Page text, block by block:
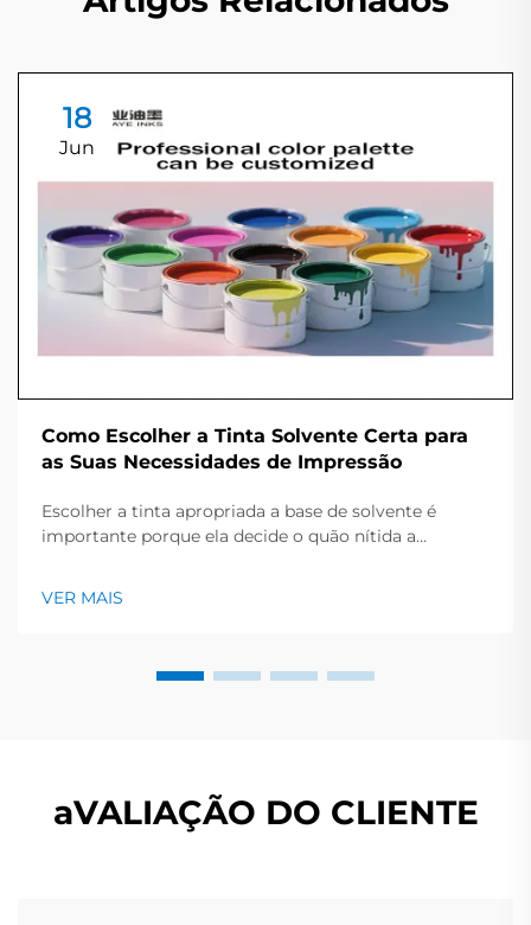
18
Jun
Como Escolher a Tinta Solvente Certa para
as Suas Necessidades de Impressão
Escolher a tinta apropriada a base de solvente é
importante porque ela decide o quão nítida a
uma visão geral dos principais tipos de tinta, os
VER MAIS
aVALIAÇÃO DO CLIENTE